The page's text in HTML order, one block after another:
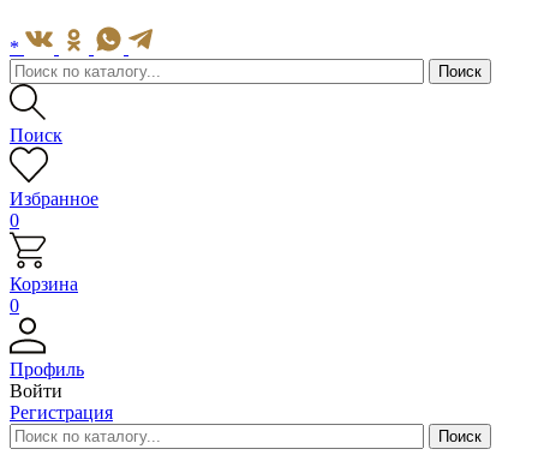
*
Поиск
Избранное
0
Корзина
0
Профиль
Войти
Регистрация